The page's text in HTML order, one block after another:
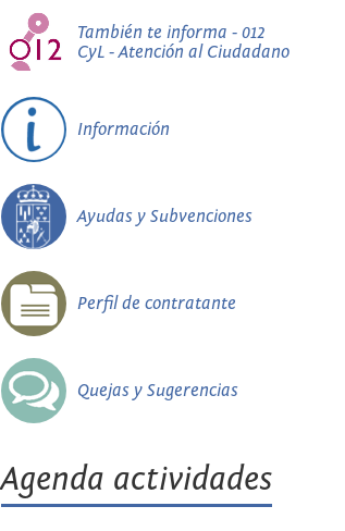
También te informa - 012
CyL - Atención al Ciudadano
Información
Ayudas y Subvenciones
Perfil de contratante
Quejas y Sugerencias
Agenda actividades